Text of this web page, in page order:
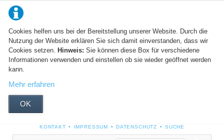
Cookies helfen uns bei der Bereitstellung unserer Website. Durch die
Nutzung der Website erklären Sie sich damit einverstanden, dass wir
Cookies setzen. Hinweis: Sie können diese Box für verschiedene
Informationen verwenden und einstellen ob sie wieder geöffnet werden
kann.
Mehr erfahren
OK
NAVIGATION
ÜBERSPRINGEN
KONTAKT IMPRESSUM DATENSCHUTZ SUCHE